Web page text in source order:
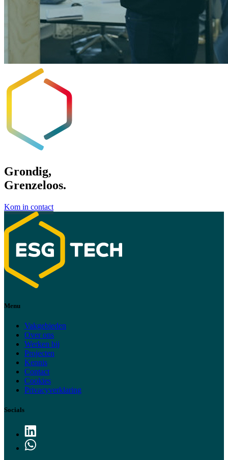
Grondig,
Grenzeloos.
Kom in contact
Menu
Vakgebieden
Over ons
Werken bij
Projecten
Kennis
Contact
Cookies
Privacyverklaring
Socials